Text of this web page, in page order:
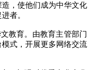
，使他们成为中华文化
者。
教育。由教育主管部门
式，开展更多网络交流